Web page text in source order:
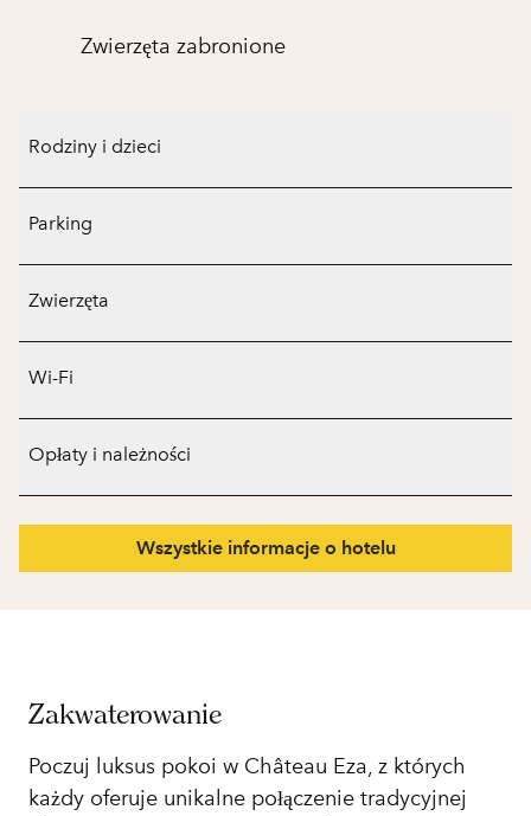
Zwierzęta zabronione
Rodziny i dzieci
Parking
Zwierzęta
Wi-Fi
Opłaty i należności
Wszystkie informacje o hotelu
Zakwaterowanie
Poczuj luksus pokoi w Château Eza, z których
każdy oferuje unikalne połączenie tradycyjnej